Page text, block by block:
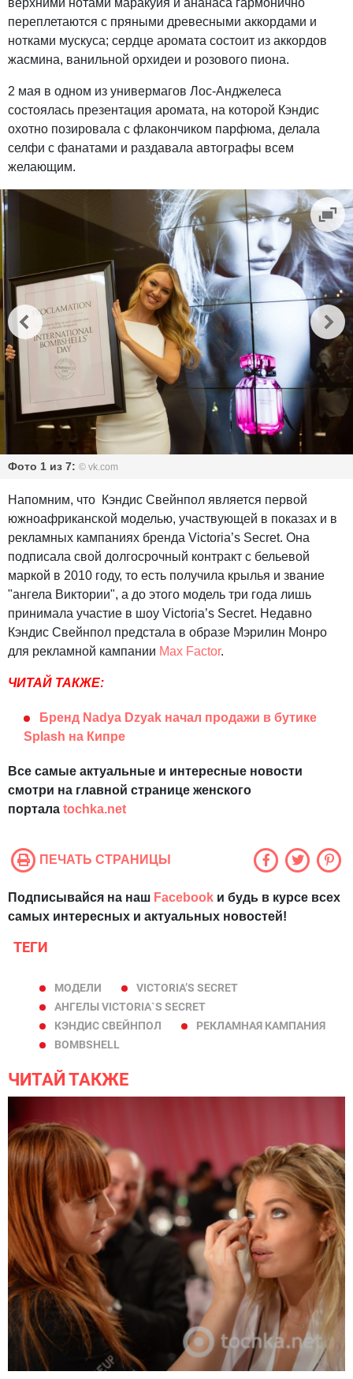
переплетаются с пряными древесными аккордами и
нотками мускуса; сердце аромата состоит из аккордов
жасмина, ванильной орхидеи и розового пиона.
2 мая в одном из универмагов Лос-Анджелеса
состоялась презентация аромата, на которой Кэндис
охотно позировала с флакончиком парфюма, делала
селфи с фанатами и раздавала автографы всем
желающим.
Фото 1 из 7: © vk.com
Напомним, что Кэндис Свейнпол является первой
южноафриканской моделью, участвующей в показах и в
рекламных кампаниях бренда Victoria’s Secret. Она
подписала свой долгосрочный контракт с бельевой
маркой в 2010 году, то есть получила крылья и звание
"ангела Виктории", а до этого модель три года лишь
принимала участие в шоу Victoria’s Secret. Недавно
Кэндис Свейнпол предстала в образе Мэрилин Монро
для рекламной кампании Max Factor.
ЧИТАЙ ТАКЖЕ:
Бренд Nadya Dzyak начал продажи в бутике
Splash на Кипре
Все самые актуальные и интересные новости
смотри на главной странице женского
портала tochka.net
ПЕЧАТЬ СТРАНИЦЫ
Подписывайся на наш Facebook и будь в курсе всех
самых интересных и актуальных новостей!
ТЕГИ
МОДЕЛИ
VICTORIA’S SECRET
АНГЕЛЫ VICTORIA`S SECRET
КЭНДИС СВЕЙНПОЛ
РЕКЛАМНАЯ КАМПАНИЯ
BOMBSHELL
ЧИТАЙ ТАКЖЕ